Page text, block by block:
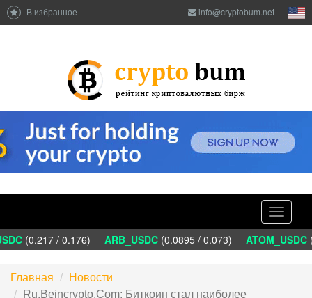
В избранное info@cryptobum.net
Toggle
(0.217 / 0.176) ARB_USDC(0.0895 / 0.073) ATOM_USDC
Главная
Новости
Ru.Beincrypto.Com: Биткоин стал наиболее